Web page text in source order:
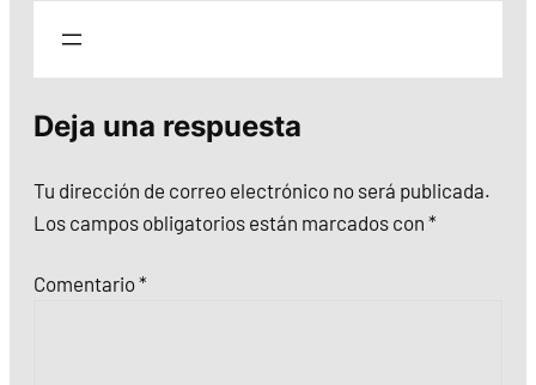
Deja una respuesta
Tu dirección de correo electrónico no será publicada.
Los campos obligatorios están marcados con *
Comentario*